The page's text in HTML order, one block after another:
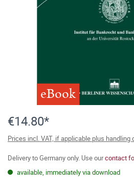
eBook
€14.80*
Prices incl. VAT, if applicable plus handling
Delivery to Germany only. Use ourcontact
available, immediately via download